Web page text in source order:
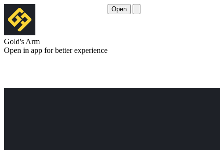
Gold's Arm
Open in app for better experience
Open